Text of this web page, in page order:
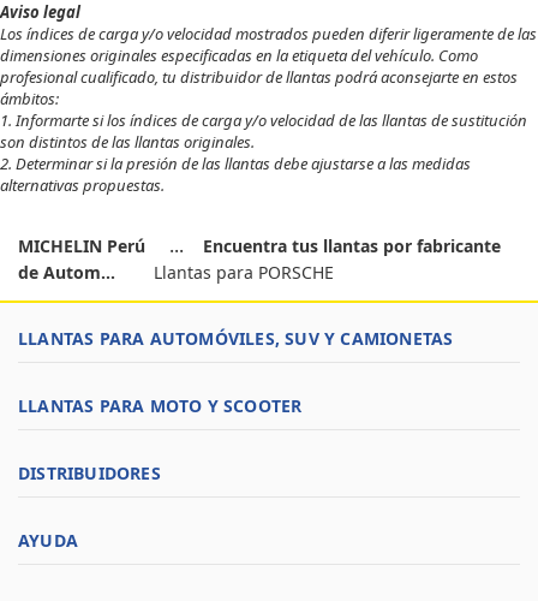
Aviso legal
Los índices de carga y/o velocidad mostrados pueden diferir ligeramente de las
dimensiones originales especificadas en la etiqueta del vehículo. Como
profesional cualificado, tu distribuidor de llantas podrá aconsejarte en estos
ámbitos:
1. Informarte si los índices de carga y/o velocidad de las llantas de sustitución
son distintos de las llantas originales.
2. Determinar si la presión de las llantas debe ajustarse a las medidas
alternativas propuestas.
MICHELIN Perú
Encuentra tus llantas por fabricante
de Autom...
Llantas para PORSCHE
LLANTAS PARA AUTOMÓVILES, SUV Y CAMIONETAS
LLANTAS PARA MOTO Y SCOOTER
DISTRIBUIDORES
AYUDA